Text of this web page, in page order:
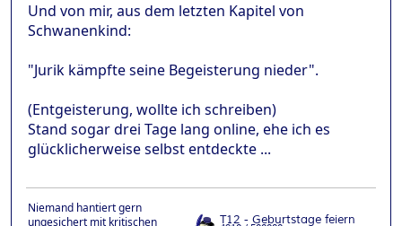
Und von mir, aus dem letzten Kapitel von
Schwanenkind:
"Jurik kämpfte seine Begeisterung nieder".
(Entgeisterung, wollte ich schreiben)
Stand sogar drei Tage lang online, ehe ich es
glücklicherweise selbst entdeckte ...
Niemand hantiert gern
ungesichert mit kritischen